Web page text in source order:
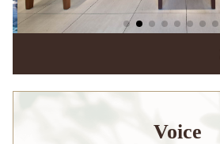
Voice